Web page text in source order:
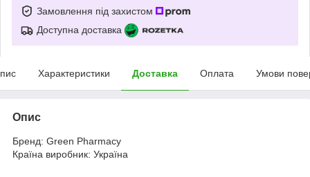
Замовлення під захистом
Доступна доставка
Характеристики Доставка Оплата Умови
Опис
Бренд: Green Pharmacy
Країна виробник: Україна